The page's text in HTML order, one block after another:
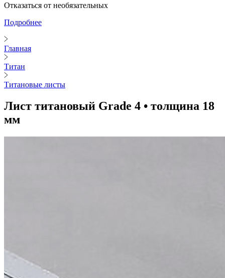
Отказаться от необязательных
Подробнее
Главная
Титан
Титановые листы
Лист титановый Grade 4 • толщина 18
мм